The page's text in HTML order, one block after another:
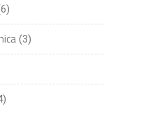
(3)